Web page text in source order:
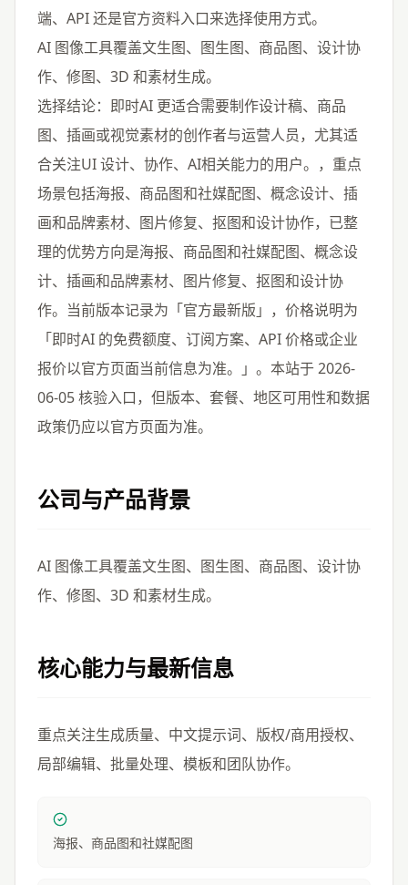
端、API 还是官方资料入口来选择使用方式。
AI 图像工具覆盖文生图、图生图、商品图、设计协
作、修图、3D 和素材生成。
选择结论：即时AI 更适合需要制作设计稿、商品
图、插画或视觉素材的创作者与运营人员，尤其适
合关注UI 设计、协作、AI相关能力的用户。，重点
场景包括海报、商品图和社媒配图、概念设计、插
画和品牌素材、图片修复、抠图和设计协作，已整
理的优势方向是海报、商品图和社媒配图、概念设
计、插画和品牌素材、图片修复、抠图和设计协
作。当前版本记录为「官方最新版」，价格说明为
「即时AI 的免费额度、订阅方案、API 价格或企业
报价以官方页面当前信息为准。」。本站于 2026-
06-05 核验入口，但版本、套餐、地区可用性和数据
政策仍应以官方页面为准。
公司与产品背景
AI 图像工具覆盖文生图、图生图、商品图、设计协
作、修图、3D 和素材生成。
核心能力与最新信息
重点关注生成质量、中文提示词、版权/商用授权、
局部编辑、批量处理、模板和团队协作。
海报、商品图和社媒配图